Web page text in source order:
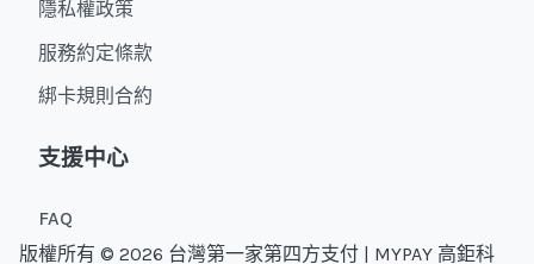
隱私權政策
服務約定條款
綁卡規則合約
支援中心
FAQ
版權所有 © 2026 台灣第一家第四方支付 | MYPAY 高鉅科